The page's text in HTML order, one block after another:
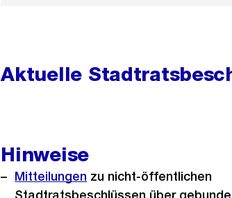
Aktuelle
Hinweise
Mitteilungen zu nicht-öffentlichen
Stadtratsbeschlüssen über